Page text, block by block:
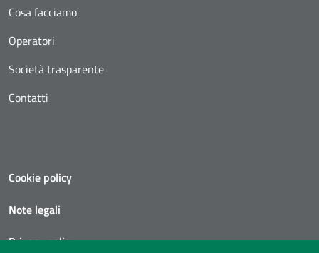
Cosa facciamo
Operatori
Società trasparente
Contatti
Cookie policy
Note legali
Privacy policy